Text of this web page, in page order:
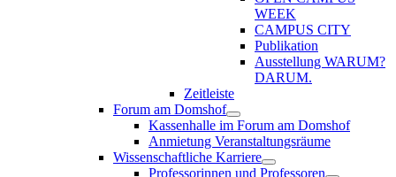
WEEK
CAMPUS CITY
Publikation
Ausstellung WARUM?
DARUM.
Zeitleiste
Forum am Domshof
Kassenhalle im Forum am Domshof
Anmietung Veranstaltungsräume
Wissenschaftliche Karriere
Professorinnen und Professoren